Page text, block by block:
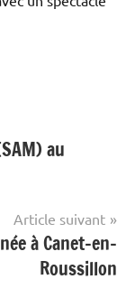
au
Article suivant
à Canet-en-
Roussillon